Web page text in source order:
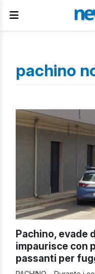
pachino
Pachino, evade
impaurisce con
passanti per